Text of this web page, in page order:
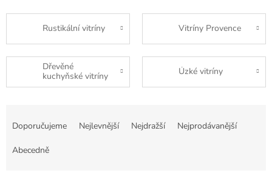
Rustikální vitríny Vitríny Provence
Dřevěné
kuchyňské vitríny
Úzké vitríny
Doporučujeme Nejlevnější Nejdražší Nejprodávanější
Abecedně